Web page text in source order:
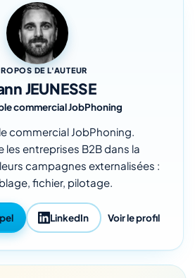
DE L'AUTEUR
JEUNESSE
commercial JobPhoning
commercial JobPhoning.
entreprises B2B dans la
campagnes externalisées :
fichier, pilotage.
LinkedIn Voir le profil